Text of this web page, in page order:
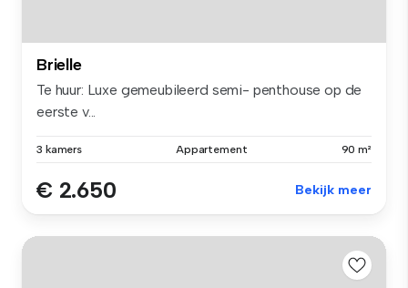
Brielle
Te huur: Luxe gemeubileerd semi- penthouse op de
eerste v...
3 kamers Appartement 90 m²
€ 2.650 Bekijk meer